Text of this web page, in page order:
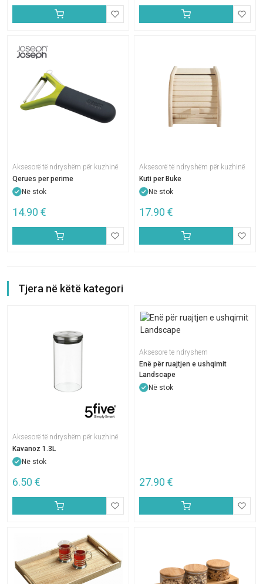
Aksesorë të ndryshëm për kuzhinë
Qerues per perime
Në stok
14.90 €
Aksesorë të ndryshëm për kuzhinë
Kuti per Buke
Në stok
17.90 €
Tjera në këtë kategori
Aksesorë të ndryshëm për kuzhinë
Kavanoz 1.3L
Në stok
6.50 €
Aksesore te ndryshem
Enë për ruajtjen e ushqimit
Landscape
Në stok
27.90 €